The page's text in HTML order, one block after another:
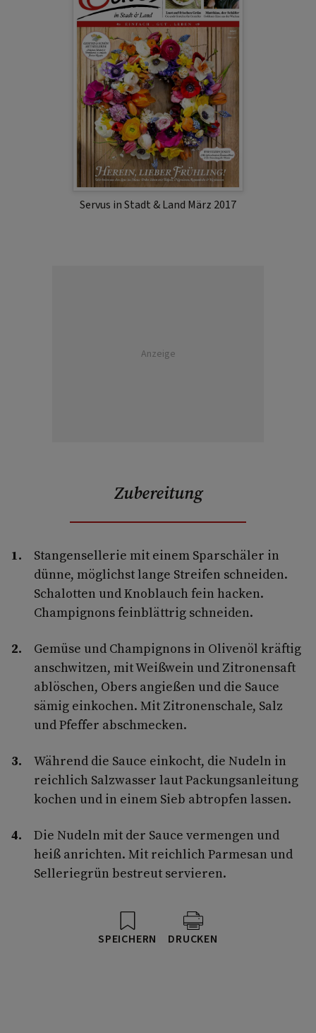
Servus in Stadt & Land März 2017
Anzeige
Zubereitung
Stangensellerie mit einem Sparschäler in
dünne, möglichst lange Streifen schneiden.
Schalotten und Knoblauch fein hacken.
Champignons feinblättrig schneiden.
Gemüse und Champignons in Olivenöl kräftig
anschwitzen, mit Weißwein und Zitronensaft
ablöschen, Obers angießen und die Sauce
sämig einkochen. Mit Zitronenschale, Salz
und Pfeffer abschmecken.
Während die Sauce einkocht, die Nudeln in
reichlich Salzwasser laut Packungsanleitung
kochen und in einem Sieb abtropfen lassen.
Die Nudeln mit der Sauce vermengen und
heiß anrichten. Mit reichlich Parmesan und
Selleriegrün bestreut servieren.
SPEICHERN DRUCKEN